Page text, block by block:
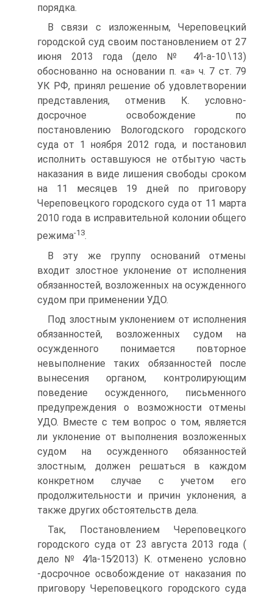
порядка.
В связи с изложенным, Череповецкий
городской суд своим постановлением от 27
июня 2013 года (дело № 4∕l-a-10∖13)
обоснованно на основании п. «а» ч. 7 ст. 79
УК РФ, принял решение об удовлетворении
представления, отменив К. условно-
досрочное освобождение по
постановлению Вологодского городского
суда от 1 ноября 2012 года, и постановил
исполнить оставшуюся не отбытую часть
наказания в виде лишения свободы сроком
на 11 месяцев 19 дней по приговору
Череповецкого городского суда от 11 марта
2010 года в исправительной колонии общего
режима-13.
В эту же группу оснований отмены
входит злостное уклонение от исполнения
обязанностей, возложенных на осужденного
судом при применении УДО.
Под злостным уклонением от исполнения
обязанностей, возложенных судом на
осужденного понимается повторное
невыполнение таких обязанностей после
вынесения органом, контролирующим
поведение осужденного, письменного
предупреждения о возможности отмены
УДО. Вместе с тем вопрос о том, является
ли уклонение от выполнения возложенных
судом на осужденного обязанностей
злостным, должен решаться в каждом
конкретном случае с учетом его
продолжительности и причин уклонения, а
также других обстоятельств дела.
Так, Постановлением Череповецкого
городского суда от 23 августа 2013 года (
дело № 4∕la-15∕2013) К. отменено условно
-досрочное освобождение от наказания по
приговору Череповецкого городского суда